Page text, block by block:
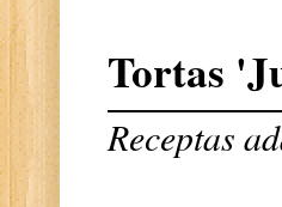
Tortas
Receptas